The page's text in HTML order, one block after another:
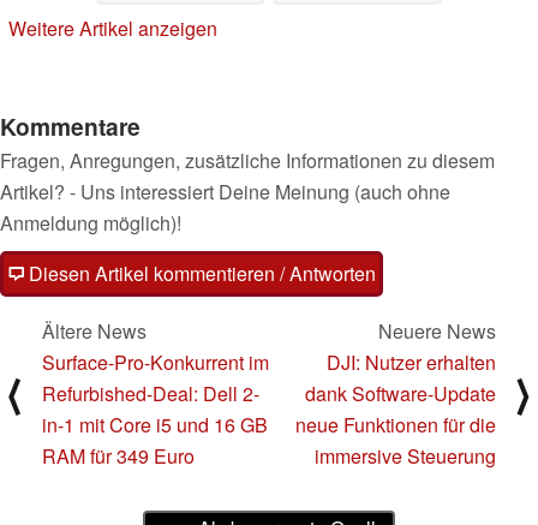
Weitere Artikel anzeigen
Kommentare
Fragen, Anregungen, zusätzliche Informationen zu diesem
Artikel? - Uns interessiert Deine Meinung (auch ohne
Anmeldung möglich)!
Diesen Artikel kommentieren / Antworten
⟨
Ältere News
Surface-Pro-Konkurrent im
Refurbished-Deal: Dell 2-
in-1 mit Core i5 und 16 GB
RAM für 349 Euro
Neuere News
DJI: Nutzer erhalten
dank Software-Update
neue Funktionen für die
immersive Steuerung
⟩